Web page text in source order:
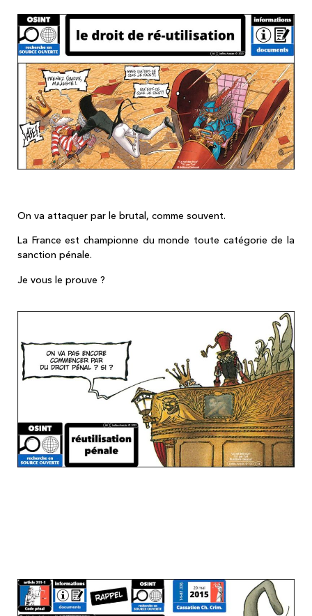
On va attaquer par le brutal, comme souvent.
La France est championne du monde toute catégorie de la
sanction pénale.
Je vous le prouve ?